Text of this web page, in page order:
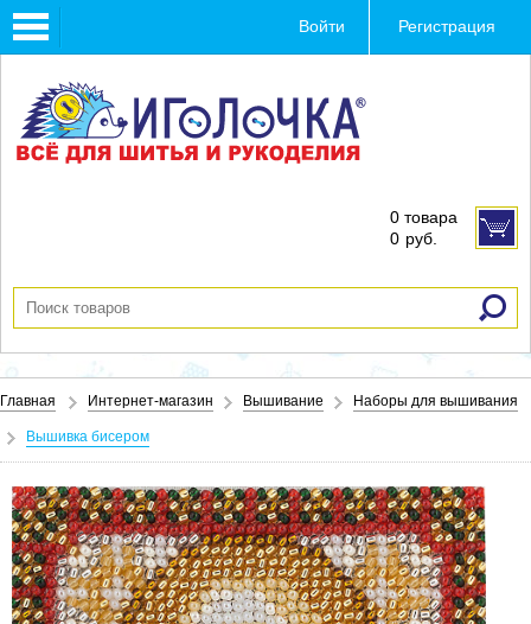
Toggle
navigation
Войти Регистрация
0 товара
0 руб.
Главная Интернет-магазин Вышивание Наборы для вышивания
Вышивка бисером